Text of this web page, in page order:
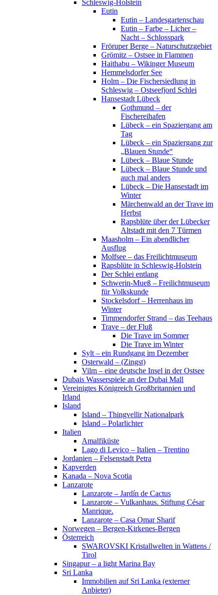
Schleswig-Holstein
Eutin
Eutin – Landesgartenschau
Eutin – Farbe – Licher –
Nacht – Schlosspark
Fröruper Berge – Naturschutzgebiet
Grömitz – Ostsee in Flammen
Haithabu – Wikinger Museum
Hemmelsdorfer See
Holm – Die Fischersiedlung in
Schleswig – Ostseefjord Schlei
Hansestadt Lübeck
Gothmund – der
Fischereihafen
Lübeck – ein Spaziergang am
Tag
Lübeck – ein Spaziergang zur
„Blauen Stunde“
Lübeck – Blaue Stunde
Lübeck – Blaue Stunde und
auch mal anders
Lübeck – Die Hansestadt im
Winter
Märchenwald an der Trave im
Herbst
Rapsblüte über der Lübecker
Altstadt mit den 7 Türmen
Maasholm – Ein abendlicher
Ausflug
Molfsee – das Freilichtmuseum
Rapsblüte in Schleswig-Holstein
Der Schlei entlang
Schwerin-Mueß – Freilichtmuseum
für Volkskunde
Stockelsdorf – Herrenhaus im
Winter
Timmendorfer Strand – das Teehaus
Trave – der Fluß
Die Trave im Sommer
Die Trave im Winter
Sylt – ein Rundgang im Dezember
Osterwald – (Zingst)
Vilm – eine deutsche Insel in der Ostsee
Dubais Wasserspiele an der Dubai Mall
Vereinigtes Königreich Großbritannien und
Irland
Island
Island – Thingvellir Nationalpark
Island – Polarlichter
Italien
Amalfiküste
Lago di Levico – Italien – Trentino
Jordanien – Felsenstadt Petra
Kapverden
Kanada – Nova Scotia
Lanzarote
Lanzarote – Jardín de Cactus
Lanzarote – Vulkanhaus. Stiftung César
Manrique.
Lanzarote – Casa Omar Sharif
Norwegen – Bergen-Kirkenes-Bergen
Österreich
SWAROVSKI Kristallwelten in Wattens /
Tirol
Singapur – a light Marina Bay
Sri Lanka
Immobilien auf Sri Lanka (externer
Anbieter)